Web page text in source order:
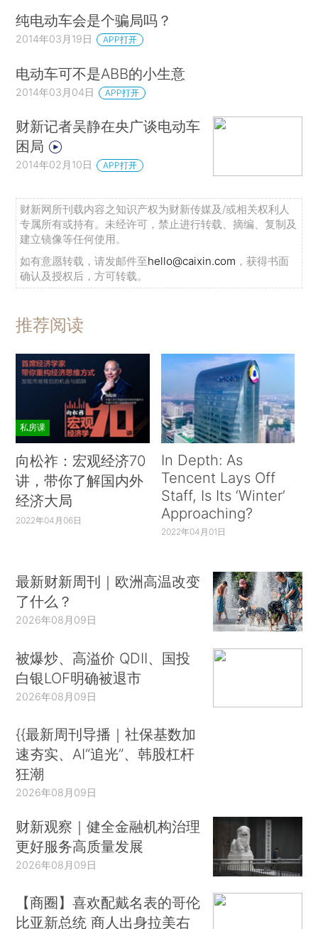
纯电动车会是个骗局吗？
2014年03月19日 APP打开
电动车可不是ABB的小生意
2014年03月04日 APP打开
财新记者吴静在央广谈电动车
困局
2014年02月10日 APP打开
财新网所刊载内容之知识产权为财新传媒及/或相关权利人
专属所有或持有。未经许可，禁止进行转载、摘编、复制及
建立镜像等任何使用。
如有意愿转载，请发邮件至hello@caixin.com ，获得书面
确认及授权后，方可转载。
推荐阅读
私房课
向松祚：宏观经济70
讲，带你了解国内外
经济大局
2022年04月06日
In Depth: As
Tencent Lays Off
Staff, Is Its ‘Winter’
Approaching?
2022年04月01日
最新财新周刊｜欧洲高温改变
了什么？
2026年08月09日
被爆炒、高溢价 QDII、国投
白银LOF明确被退市
2026年08月09日
{{最新周刊导播｜社保基数加
速夯实、AI“追光”、韩股杠杆
狂潮
2026年08月09日
财新观察｜健全金融机构治理
更好服务高质量发展
2026年08月09日
【商圈】喜欢配戴名表的哥伦
比亚新总统 商人出身拉美右